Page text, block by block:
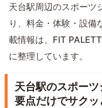
天台駅周辺のスポーツ
り、料金・体験・設備
載情報は、FIT
に整理しています。
天台駅のスポーツ
要点だけでサクッ